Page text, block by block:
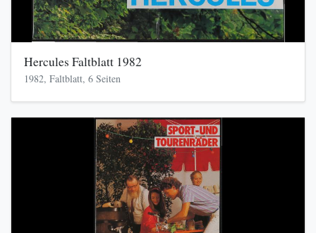
Hercules Faltblatt 1982
1982, Faltblatt, 6 Seiten